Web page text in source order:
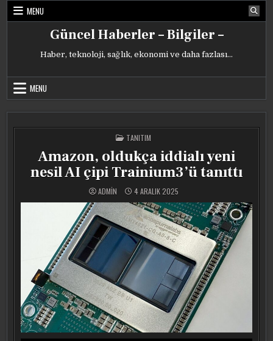
Skip
MENU
Güncel Haberler – Bilgiler –
Haber, teknoloji, sağlık, ekonomi ve daha fazlası…
MENU
POSTED
IN
TANITIM
Amazon, oldukça iddialı yeni
nesil AI çipi Trainium3’ü tanıttı
ADMIN 4 ARALIK 2025